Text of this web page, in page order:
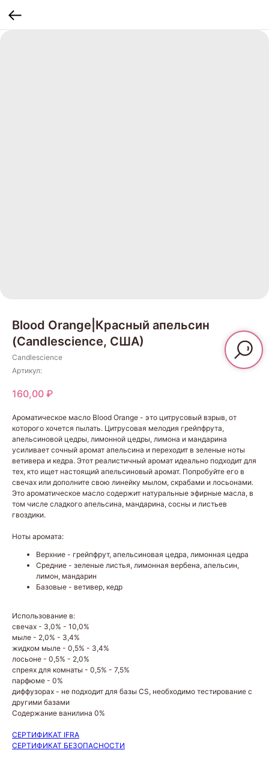
Blood Orange|Красный апельсин
(Candlescience, США)
Candlescience
Артикул:
160,00 ₽
Ароматическое масло Blood Orange - это цитрусовый взрыв, от
которого хочется пылать. Цитрусовая мелодия грейпфрута,
апельсиновой цедры, лимонной цедры, лимона и мандарина
усиливает сочный аромат апельсина и переходит в зеленые ноты
ветивера и кедра. Этот реалистичный аромат идеально подходит для
тех, кто ищет настоящий апельсиновый аромат. Попробуйте его в
свечах или дополните свою линейку мылом, скрабами и лосьонами.
Это ароматическое масло содержит натуральные эфирные масла, в
том числе сладкого апельсина, мандарина, сосны и листьев
гвоздики.
Ноты аромата:
Верхние - грейпфрут, апельсиновая цедра, лимонная цедра
Средние - зеленые листья, лимонная вербена, апельсин,
лимон, мандарин
Базовые - ветивер, кедр
Использование в:
свечах - 3,0% - 10,0%
мыле - 2,0% - 3,4%
жидком мыле - 0,5% - 3,4%
лосьоне - 0,5% - 2,0%
спреях для комнаты - 0,5% - 7,5%
парфюме - 0%
диффузорах - не подходит для базы CS, необходимо тестирование с
другими базами
Содержание ванилина 0%
СЕРТИФИКАТ IFRA
СЕРТИФИКАТ БЕЗОПАСНОСТИ